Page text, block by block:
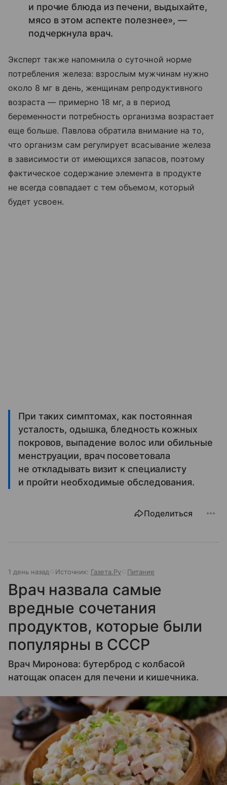
и прочие блюда из печени, выдыхайте,
мясо в этом аспекте полезнее», —
подчеркнула врач.
Эксперт также напомнила о суточной норме
потребления железа: взрослым мужчинам нужно
около 8 мг в день, женщинам репродуктивного
возраста — примерно 18 мг, а в период
беременности потребность организма возрастает
еще больше. Павлова обратила внимание на то,
что организм сам регулирует всасывание железа
в зависимости от имеющихся запасов, поэтому
фактическое содержание элемента в продукте
не всегда совпадает с тем объемом, который
будет усвоен.
При таких симптомах, как постоянная
усталость, одышка, бледность кожных
покровов, выпадение волос или обильные
менструации, врач посоветовала
не откладывать визит к специалисту
и пройти необходимые обследования.
Поделиться
1 день назад Источник: Газета.Ру Питание
Врач назвала самые
вредные сочетания
продуктов, которые были
популярны в СССР
Врач Миронова: бутерброд с колбасой
натощак опасен для печени и кишечника.